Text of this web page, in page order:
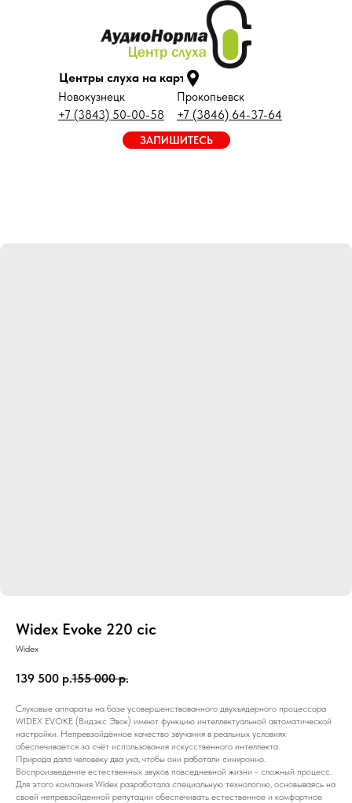
Центры слуха на карте
Прокопьевск
+7 (3846) 64-37-64
Новокузнецк
+7 (3843) 50-00-58
ЗАПИШИТЕСЬ
Widex Evoke 220 cic
Widex
139 500 р.155 000 р.
Слуховые аппараты на базе усовершенствованного двухъядерного процессора
WIDEX EVOKE (Видэкс Эвок) имеют функцию интеллектуальной автоматической
настройки. Непревзойдённое качество звучания в реальных условиях
обеспечивается за счёт использования искусственного интеллекта.
Природа дала человеку два уха, чтобы они работали синхронно.
Воспроизведение естественных звуков повседневной жизни - сложный процесс.
Для этого компания Widex разработала специальную технологию, основываясь на
своей непревзойденной репутации обеспечивать естественное и комфортное